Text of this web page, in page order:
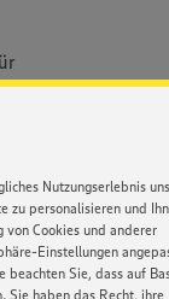
Nutzungserlebnis
zu personalisieren und
Cookies und anderer
Einstellungen
beachten Sie, dass auf
Sie haben das Recht, ihre